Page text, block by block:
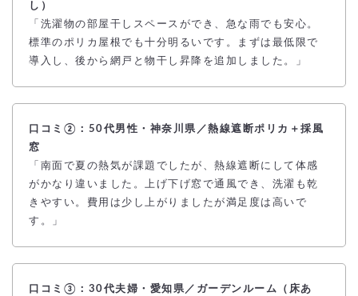
し）
「洗濯物の部屋干しスペースができ、急な雨でも安心。
標準のポリカ屋根でも十分明るいです。まずは最低限で
導入し、後から網戸と物干し昇降を追加しました。」
口コミ②：50代男性・神奈川県／熱線遮断ポリカ＋採風
窓
「南面で夏の熱気が課題でしたが、熱線遮断にして体感
がかなり違いました。上げ下げ窓で通風でき、洗濯も乾
きやすい。費用は少し上がりましたが満足度は高いで
す。」
口コミ③：30代夫婦・愛知県／ガーデンルーム（床あ